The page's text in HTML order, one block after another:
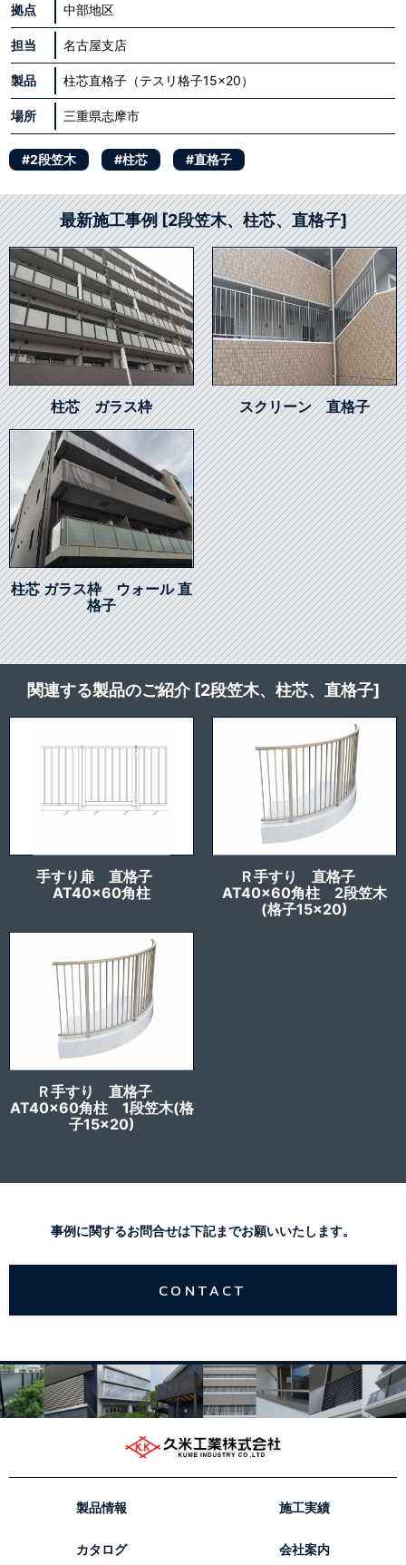
拠点 中部地区
担当 名古屋支店
製品 柱芯直格子（テスリ格子15×20）
場所 三重県志摩市
#2段笠木 #柱芯 #直格子
最新施工事例 [2段笠木、柱芯、直格子]
柱芯 ガラス枠 スクリーン 直格子
柱芯 ガラス枠 ウォール 直
格子
関連する製品のご紹介 [2段笠木、柱芯、直格子]
手すり扉 直格子
AT40x60角柱
Ｒ手すり 直格子
AT40x60角柱 2段笠木
(格子15×20)
Ｒ手すり 直格子
AT40x60角柱 1段笠木(格
子15×20)
事例に関するお問合せは下記までお願いいたします。
CONTACT
製品情報 施工実績
カタログ 会社案内